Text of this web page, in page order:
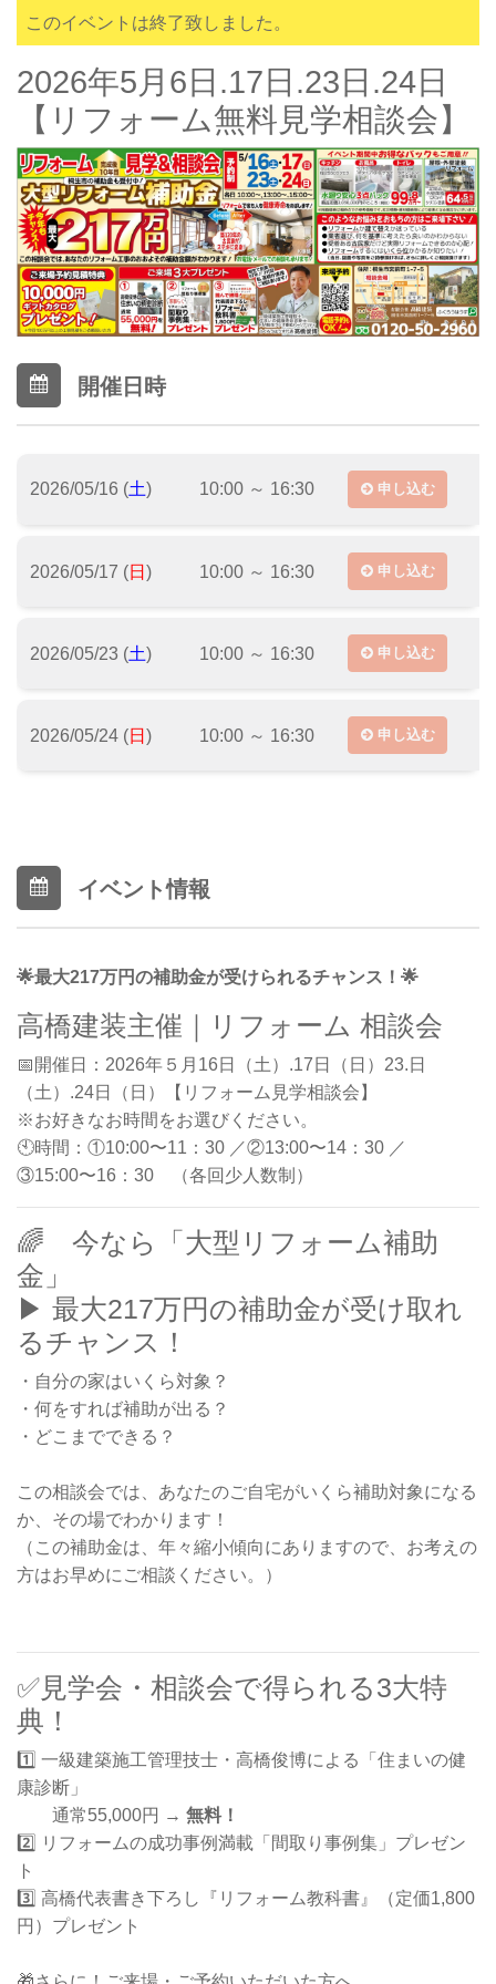
このイベントは終了致しました。
2026年5月6日.17日.23日.24日
【リフォーム無料見学相談会】
開催日時
2026/05/16 (土) 10:00 ～ 16:30 申し込む
2026/05/17 (日 ) 10:00 ～ 16:30 申し込む
2026/05/23 (土) 10:00 ～ 16:30 申し込む
2026/05/24 (日 ) 10:00 ～ 16:30 申し込む
イベント情報
🌟最大217万円の補助金が受けられるチャンス！🌟
高橋建装主催｜リフォーム 相談会
📅開催日：2026年５月16日（土）.17日（日）23.日
（土）.24日（日）【リフォーム見学相談会】
※お好きなお時間をお選びください。
🕙時間：①10:00〜11：30 ／②13:00〜14：30 ／
③15:00〜16：30 （各回少人数制）
🌈 今なら「大型リフォーム補助
金」
▶ 最大217万円の補助金が受け取れ
るチャンス！
・自分の家はいくら対象？
・何をすれば補助が出る？
・どこまでできる？
この相談会では、あなたのご自宅がいくら補助対象になる
か、その場でわかります！
（この補助金は、年々縮小傾向にありますので、お考えの
方はお早めにご相談ください。）
✅見学会・相談会で得られる3大特
典！
1️⃣ 一級建築施工管理技士・高橋俊博による「住まいの健
康診断」
通常55,000円 → 無料！
2️⃣ リフォームの成功事例満載「間取り事例集」プレゼン
ト
3️⃣ 高橋代表書き下ろし『リフォーム教科書』（定価1,800
円）プレゼント